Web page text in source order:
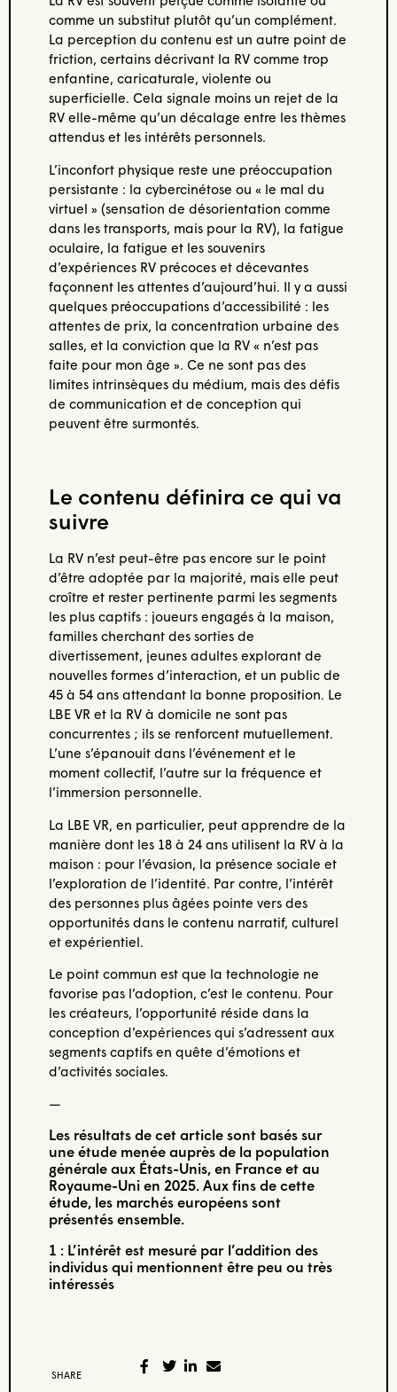
comme un substitut plutôt qu’un complément.
La perception du contenu est un autre point de
friction, certains décrivant la RV comme trop
enfantine, caricaturale, violente ou
superficielle. Cela signale moins un rejet de la
RV elle-même qu’un décalage entre les thèmes
attendus et les intérêts personnels.
L’inconfort physique reste une préoccupation
persistante : la cybercinétose ou « le mal du
virtuel » (sensation de désorientation comme
dans les transports, mais pour la RV), la fatigue
oculaire, la fatigue et les souvenirs
d’expériences RV précoces et décevantes
façonnent les attentes d’aujourd’hui. Il y a aussi
quelques préoccupations d’accessibilité : les
attentes de prix, la concentration urbaine des
salles, et la conviction que la RV « n’est pas
faite pour mon âge ». Ce ne sont pas des
limites intrinsèques du médium, mais des défis
de communication et de conception qui
peuvent être surmontés.
Le contenu définira ce qui va
suivre
La RV n’est peut-être pas encore sur le point
d’être adoptée par la majorité, mais elle peut
croître et rester pertinente parmi les segments
les plus captifs : joueurs engagés à la maison,
familles cherchant des sorties de
divertissement, jeunes adultes explorant de
nouvelles formes d’interaction, et un public de
45 à 54 ans attendant la bonne proposition. Le
LBE VR et la RV à domicile ne sont pas
concurrentes ; ils se renforcent mutuellement.
L’une s’épanouit dans l’événement et le
moment collectif, l’autre sur la fréquence et
l’immersion personnelle.
La LBE VR, en particulier, peut apprendre de la
manière dont les 18 à 24 ans utilisent la RV à la
maison : pour l’évasion, la présence sociale et
l’exploration de l’identité. Par contre, l’intérêt
des personnes plus âgées pointe vers des
opportunités dans le contenu narratif, culturel
et expérientiel.
Le point commun est que la technologie ne
favorise pas l’adoption, c’est le contenu. Pour
les créateurs, l’opportunité réside dans la
conception d’expériences qui s’adressent aux
segments captifs en quête d’émotions et
d’activités sociales.
—
Les résultats de cet article sont basés sur
une étude menée auprès de la population
générale aux États-Unis, en France et au
Royaume-Uni en 2025. Aux fins de cette
étude, les marchés européens sont
présentés ensemble.
1 : L’intérêt est mesuré par l’addition des
individus qui mentionnent être peu ou très
intéressés
SHARE